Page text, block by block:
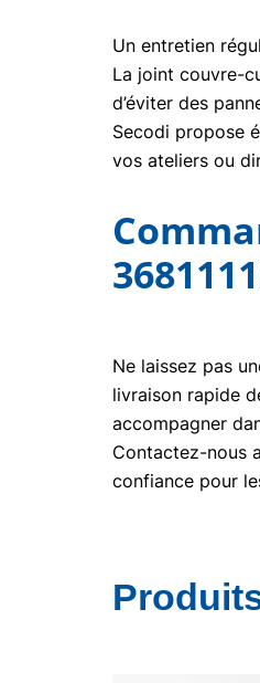
Un entretien
La joint couvre-
d’éviter des
Secodi propose
vos ateliers ou
Ne laissez pas
livraison rapide
accompagner
Contactez-nous
confiance pour